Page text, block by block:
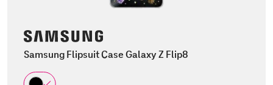
Samsung Flipsuit Case Galaxy Z Flip8